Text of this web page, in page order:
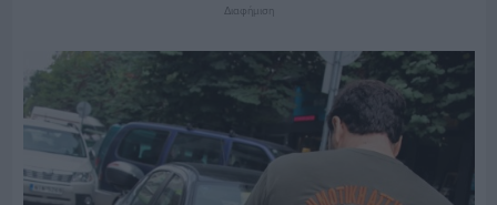
Διαφήμιση